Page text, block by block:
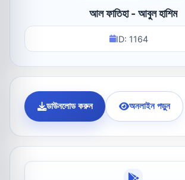
আল ফাতিহা - আবুল হাশিম
ID: 1164
ডাউনলোড করুন অনলাইন পড়ুন